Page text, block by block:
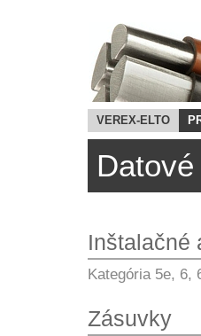
VEREX-ELTO
Inštalačné
Kategória 5e, 6,
Zásuvky